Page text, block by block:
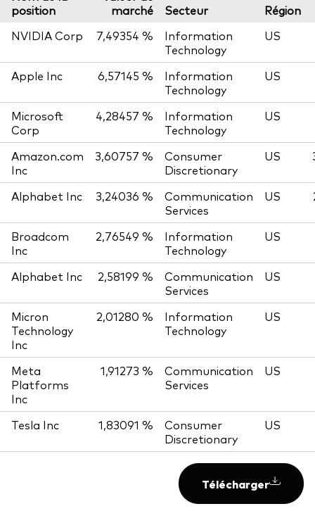
position
marché
Secteur
Région
NVIDIA Corp
7,49354 %
Information
Technology
US
Apple Inc 6,57145 %
Information
Technology
US
Microsoft
Corp
4,28457 %
Information
Technology
US
Amazon.com
Inc
3,60757 %
Consumer
Discretionary
US
Alphabet Inc 3,24036 %
Communication
Services
US
Broadcom
Inc
2,76549 %
Information
Technology
US
Alphabet Inc 2,58199 %
Communication
Services
US
Micron
Technology
Inc
2,01280 %
Information
Technology
US
Meta
Platforms
Inc
1,91273 %
Communication
Services
US
Tesla Inc 1,83091 %
Consumer
Discretionary
US
Télécharger